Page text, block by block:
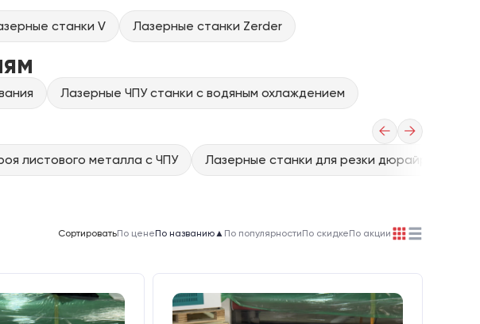
станки V Лазерные станки Zerder
Лазерные ЧПУ станки с водяным охлаждением
← →
листового металла с ЧПУ Лазерные станки для резки дюрайрона
СортироватьПо ценеПо названию▲ По популярностиПо скидкеПо акции